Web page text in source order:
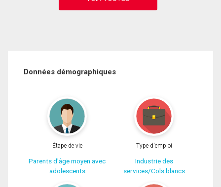
Données démographiques
Étape de vie
Parents d'âge moyen avec
adolescents
Type d'emploi
Industrie des
services/Cols blancs